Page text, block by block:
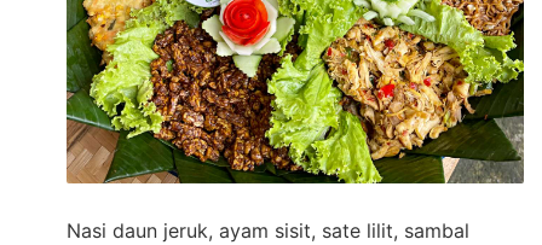
Nasi daun jeruk, ayam sisit, sate lilit, sambal